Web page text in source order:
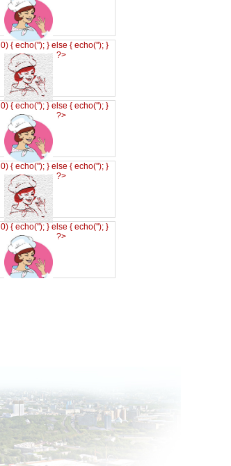
0) { echo(''); } else { echo(''); }
?>
0) { echo(''); } else { echo(''); }
?>
0) { echo(''); } else { echo(''); }
?>
0) { echo(''); } else { echo(''); }
?>